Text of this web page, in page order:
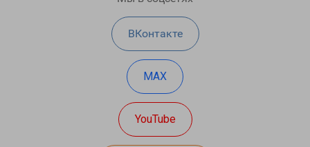
ВКонтакте
MAX
YouTube